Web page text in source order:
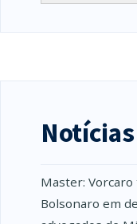
Master:
Bolsonaro em